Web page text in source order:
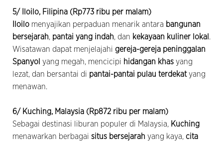
5/ Iloilo, Filipina (Rp773 ribu per malam)
Iloilo menyajikan perpaduan menarik antara bangunan
bersejarah, pantai yang indah, dan kekayaan kuliner lokal .
Wisatawan dapat menjelajahi gereja-gereja peninggalan
Spanyol yang megah, mencicipi hidangan khas yang
lezat, dan bersantai di pantai-pantai pulau terdekatyang
menawan.
6/ Kuching, Malaysia (Rp872 ribu per malam)
Sebagai destinasi liburan populer di Malaysia, Kuching
menawarkan berbagai situs bersejarah yang kaya, cita